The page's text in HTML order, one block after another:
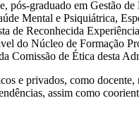
pós-graduado em Gestão
Mental e Psiquiátrica,
de Reconhecida
do Núcleo de Formação
Comissão de Ética desta
e privados, como
assim como